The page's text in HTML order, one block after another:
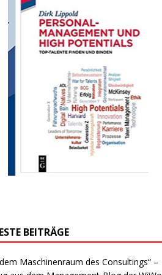
BEITRÄGE
Maschinenraum des Consultings“ –